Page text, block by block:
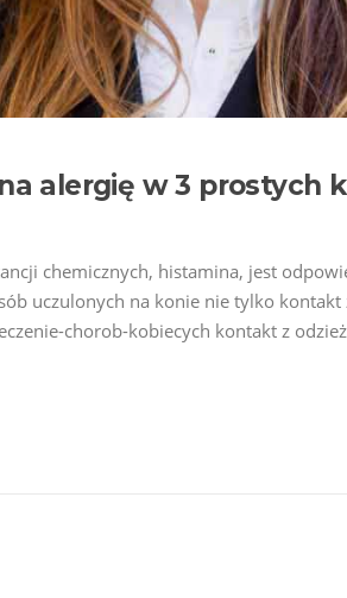
alergię w 3 prostych
chemicznych, histamina, jest
uczulonych na konie nie tylko
chorob-kobiecych kontakt z